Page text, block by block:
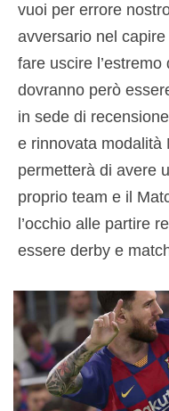
vuoi per errore
avversario nel
fare uscire
dovranno però
in sede di
e rinnovata modalità
permetterà di avere
proprio team e il
l’occhio alle partire
essere derby e